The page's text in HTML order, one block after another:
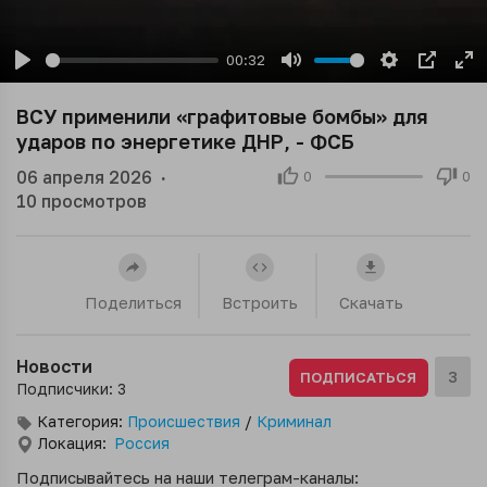
Play
00:32
Mute Settings
PIP
ВСУ применили «графитовые бомбы» для
ударов по энергетике ДНР, - ФСБ
0 0
06 апреля 2026 ·
10 просмотров
Поделиться Встроить Скачать
Новости
Подписчики: 3
ПОДПИСАТЬСЯ 3
Категория: Происшествия / Криминал
Локация: Россия
Подписывайтесь на наши телеграм-каналы: